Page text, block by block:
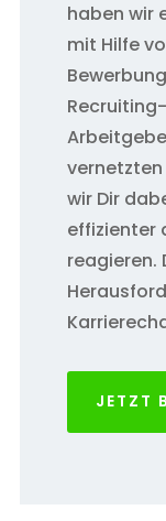
haben wir
mit Hilfe
wir Dir
effizienter
reagieren.
JETZT